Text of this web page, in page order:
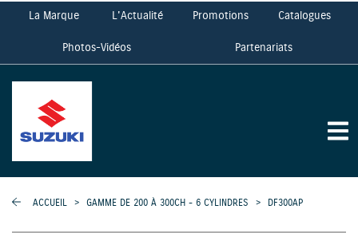
La Marque L'Actualité Promotions Catalogues
Photos-Vidéos Partenariats
ACCUEIL > GAMME DE 200 À 300CH - 6 CYLINDRES > DF300AP